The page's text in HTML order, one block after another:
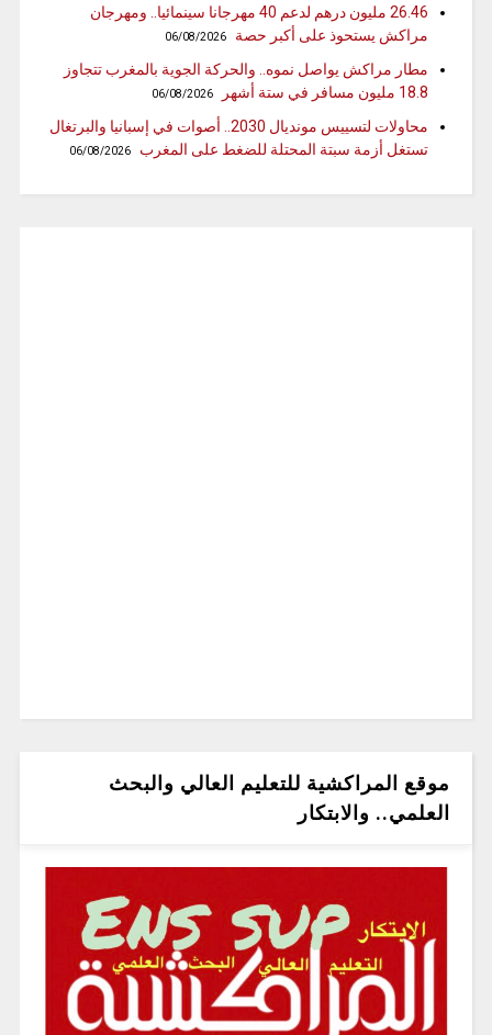
26.46 مليون درهم لدعم 40 مهرجانا سينمائيا.. ومهرجان
مراكش يستحوذ على أكبر حصة
06/08/2026
مطار مراكش يواصل نموه.. والحركة الجوية بالمغرب تتجاوز
18.8 مليون مسافر في ستة أشهر
06/08/2026
محاولات لتسييس مونديال 2030.. أصوات في إسبانيا والبرتغال
تستغل أزمة سبتة المحتلة للضغط على المغرب
06/08/2026
موقع المراكشية للتعليم العالي والبحث
العلمي.. والابتكار